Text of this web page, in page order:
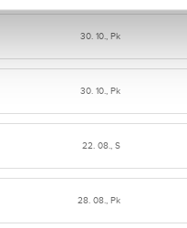
30. 10., Pk
30. 10., Pk
22. 08., S
28. 08., Pk